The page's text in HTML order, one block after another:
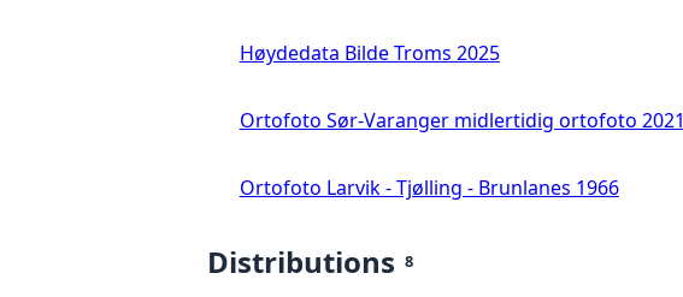
Høydedata Bilde Troms 2025
Ortofoto Sør-Varanger midlertidig ortofoto 2021
Ortofoto Larvik - Tjølling - Brunlanes 1966
Distributions 8